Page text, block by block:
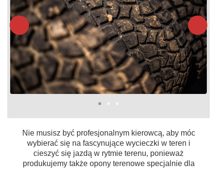
Nie musisz być profesjonalnym kierowcą, aby móc
wybierać się na fascynujące wycieczki w teren i
cieszyć się jazdą w rytmie terenu, ponieważ
produkujemy także opony terenowe specjalnie dla